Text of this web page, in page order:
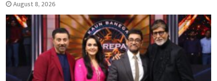
August 8, 2026